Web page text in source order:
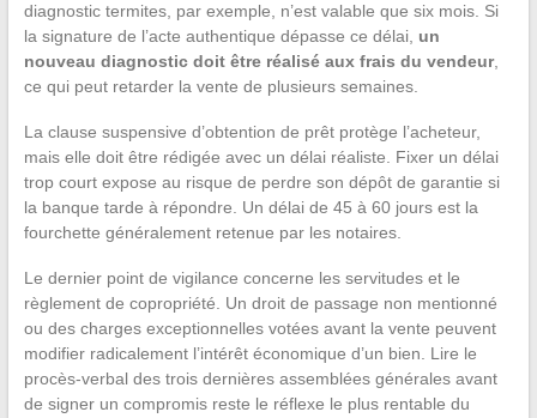
diagnostic termites, par exemple, n’est valable que six mois. Si
la signature de l’acte authentique dépasse ce délai, un
nouveau diagnostic doit être réalisé aux frais du vendeur,
ce qui peut retarder la vente de plusieurs semaines.
La clause suspensive d’obtention de prêt protège l’acheteur,
mais elle doit être rédigée avec un délai réaliste. Fixer un délai
trop court expose au risque de perdre son dépôt de garantie si
la banque tarde à répondre. Un délai de 45 à 60 jours est la
fourchette généralement retenue par les notaires.
Le dernier point de vigilance concerne les servitudes et le
règlement de copropriété. Un droit de passage non mentionné
ou des charges exceptionnelles votées avant la vente peuvent
modifier radicalement l’intérêt économique d’un bien. Lire le
procès-verbal des trois dernières assemblées générales avant
de signer un compromis reste le réflexe le plus rentable du